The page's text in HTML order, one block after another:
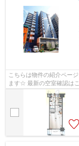
こちらは物件の紹介ペー
ます☆ 最新の空室確認は
す！迅速に対応致します